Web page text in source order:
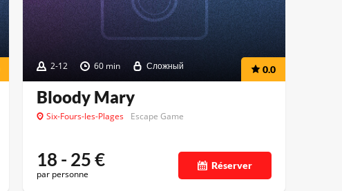
2-12 60 min Сложный 0.0
Bloody Mary
Six-Fours-les-Plages Escape Game
18 - 25€
par personne
Réserver